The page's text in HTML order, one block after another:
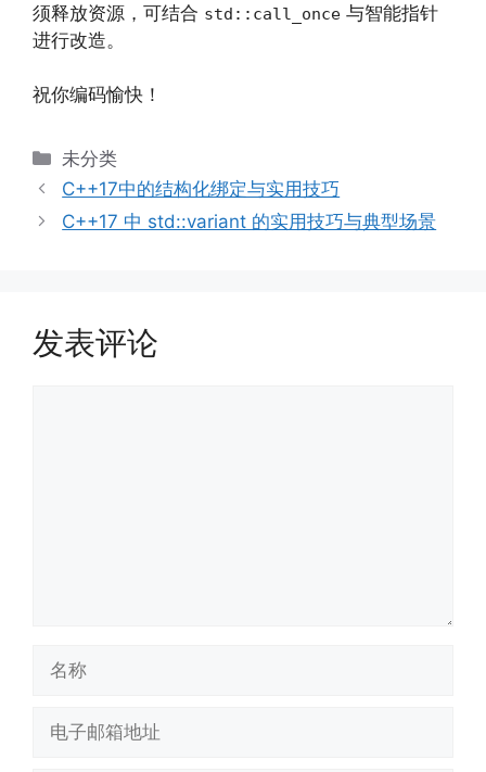
须释放资源，可结合 std::call_once 与智能指针
进行改造。
祝你编码愉快！
分
类
未分类
C++17中的结构化绑定与实用技巧
C++17 中 std::variant 的实用技巧与典型场景
发表评论